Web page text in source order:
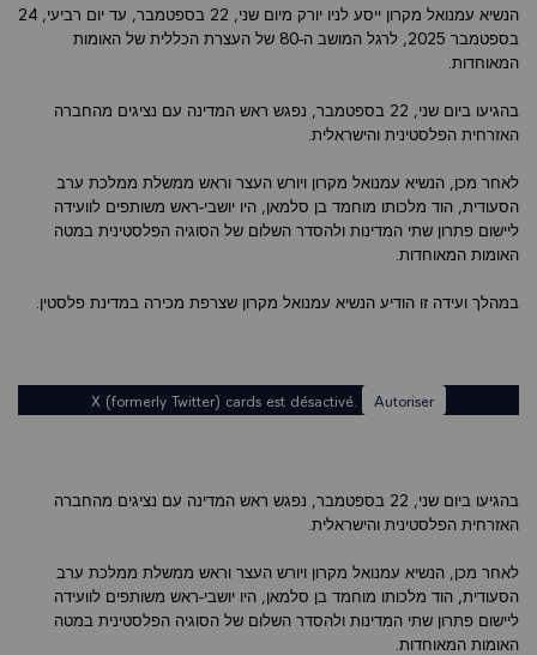
הנשיא עמנואל מקרון ייסע לניו יורק מיום שני, 22 בספטמבר, עד יום רביעי, 24
בספטמבר 2025, לרגל המושב ה-80 של העצרת הכללית של האומות
המאוחדות.
בהגיעו ביום שני, 22 בספטמבר, נפגש ראש המדינה עם נציגים מהחברה
האזרחית הפלסטינית והישראלית.
לאחר מכן, הנשיא עמנואל מקרון ויורש העצר וראש ממשלת ממלכת ערב
הסעודית, הוד מלכותו מוחמד בן סלמאן, היו יושבי-ראש משותפים לוועידה
ליישום פתרון שתי המדינות ולהסדר השלום של הסוגיה הפלסטינית במטה
האומות המאוחדות.
במהלך ועידה זו הודיע הנשיא עמנואל מקרון שצרפת מכירה במדינת פלסטין.
X (formerly Twitter) cards est désactivé. Autoriser
בהגיעו ביום שני, 22 בספטמבר, נפגש ראש המדינה עם נציגים מהחברה
האזרחית הפלסטינית והישראלית.
לאחר מכן, הנשיא עמנואל מקרון ויורש העצר וראש ממשלת ממלכת ערב
הסעודית, הוד מלכותו מוחמד בן סלמאן, היו יושבי-ראש משותפים לוועידה
ליישום פתרון שתי המדינות ולהסדר השלום של הסוגיה הפלסטינית במטה
האומות המאוחדות.